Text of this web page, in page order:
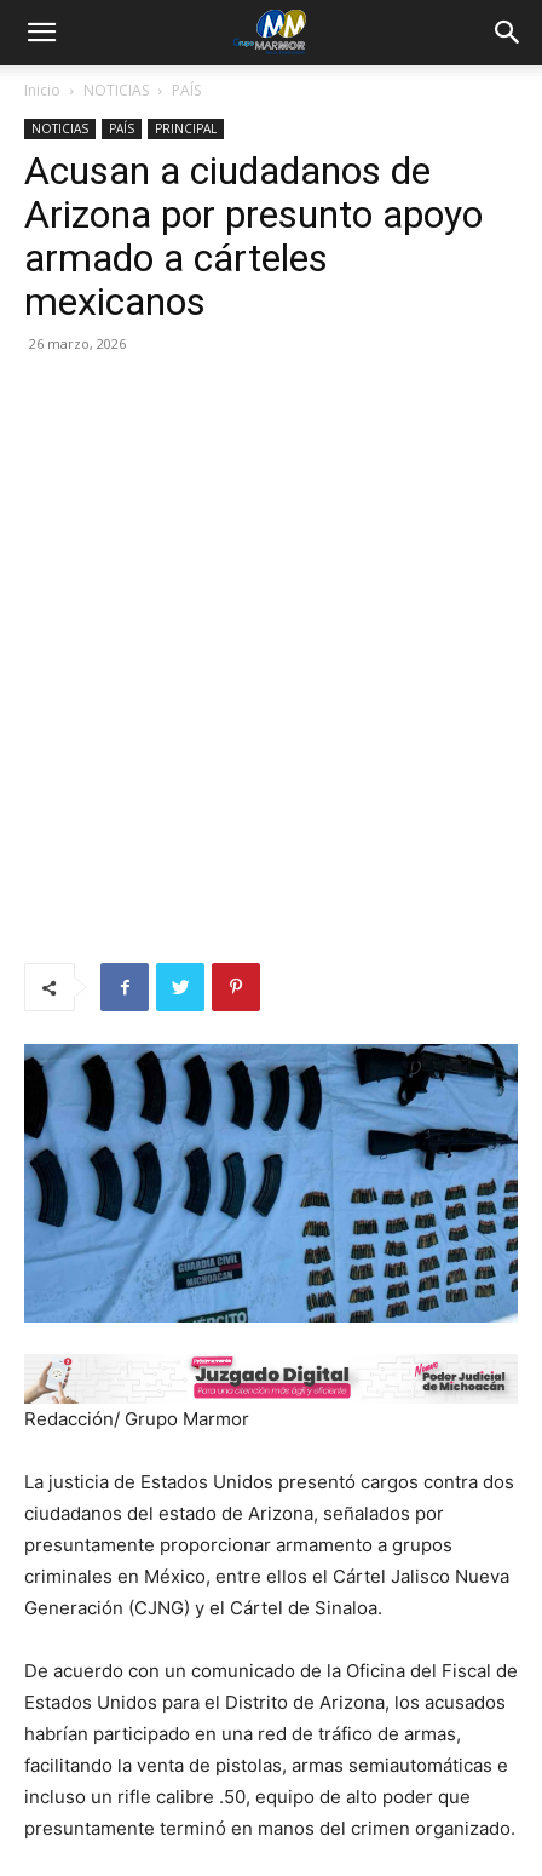
Inicio NOTICIAS PAÍS
NOTICIAS PAÍS PRINCIPAL
Acusan a ciudadanos de
Arizona por presunto apoyo
armado a cárteles
mexicanos
26 marzo, 2026
Redacción/ Grupo Marmor
La justicia de Estados Unidos presentó cargos contra dos
ciudadanos del estado de Arizona, señalados por
presuntamente proporcionar armamento a grupos
criminales en México, entre ellos el Cártel Jalisco Nueva
Generación (CJNG) y el Cártel de Sinaloa.
De acuerdo con un comunicado de la Oficina del Fiscal de
Estados Unidos para el Distrito de Arizona, los acusados
habrían participado en una red de tráfico de armas,
facilitando la venta de pistolas, armas semiautomáticas e
incluso un rifle calibre .50, equipo de alto poder que
presuntamente terminó en manos del crimen organizado.